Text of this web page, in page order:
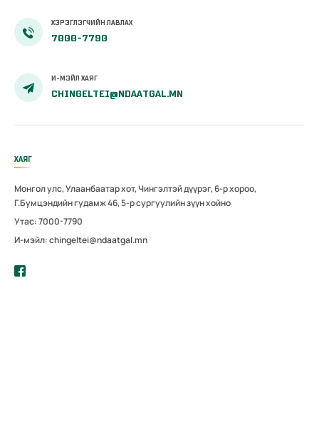
ХЭРЭГЛЭГЧИЙН ЛАВЛАХ
7000-7790
И-МЭЙЛ ХАЯГ
CHINGELTEI@NDAATGAL.MN
ХАЯГ
Монгол улс, Улаанбаатар хот, Чингэлтэй дүүрэг, 6-р хороо,
Г.Бумцэндийн гудамж 46, 5-р сургуулийн зүүн хойно
Утас: 7000-7790
И-мэйл: chingeltei@ndaatgal.mn